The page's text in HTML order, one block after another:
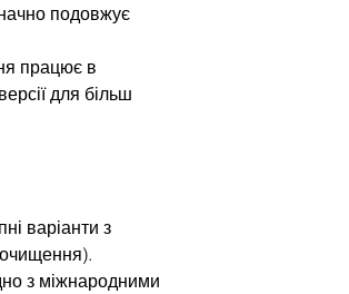
подовжує
працює в
для більш
варіанти з
з міжнародними